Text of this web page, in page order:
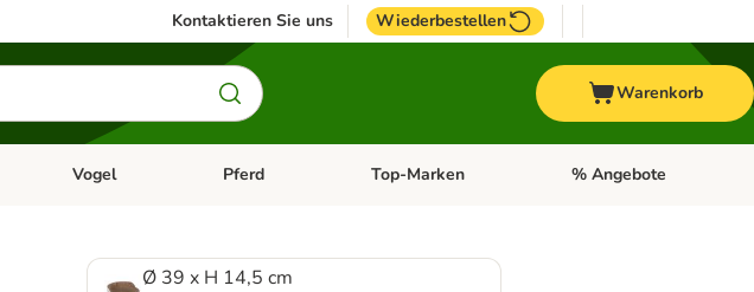
Kontaktieren Sie uns Wiederbestellen
Warenkorb
& Zubehör
öffnen: Kleintier
Kategorie-Menü öffnen: Fisch
Vogel Kategorie-Menü öffnen: Vogel
Pferd Kategorie-Menü öffnen: Pferd
Top-Marken Kategorie-Menü öffnen:
% Angebote
Ø 39 x H 14,5 cm